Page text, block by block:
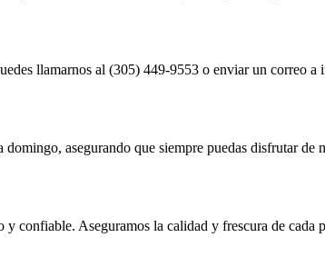
llamarnos al (305) 449-9553 o enviar un correo a
asegurando que siempre puedas disfrutar de
y confiable. Aseguramos la calidad y frescura de cada